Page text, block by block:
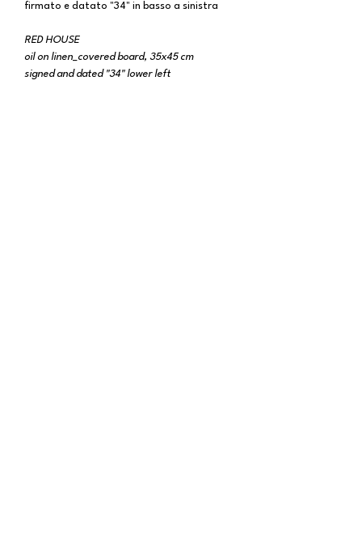
firmato e datato "34" in basso a sinistra
RED HOUSE
oil on linen_covered board, 35x45 cm
signed and dated "34" lower left